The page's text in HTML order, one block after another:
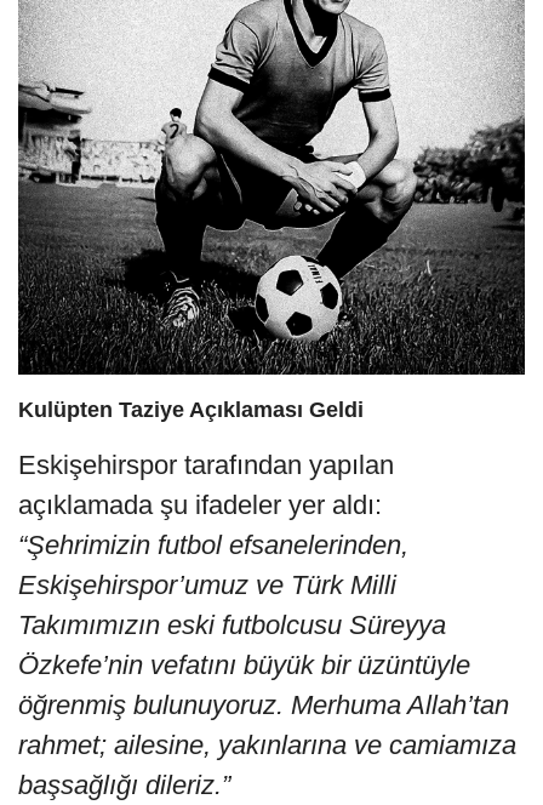
Kulüpten Taziye Açıklaması Geldi
Eskişehirspor tarafından yapılan
açıklamada şu ifadeler yer aldı:
“Şehrimizin futbol efsanelerinden,
Eskişehirspor’umuz ve Türk Milli
Takımımızın eski futbolcusu Süreyya
Özkefe’nin vefatını büyük bir üzüntüyle
öğrenmiş bulunuyoruz. Merhuma Allah’tan
rahmet; ailesine, yakınlarına ve camiamıza
başsağlığı dileriz.”